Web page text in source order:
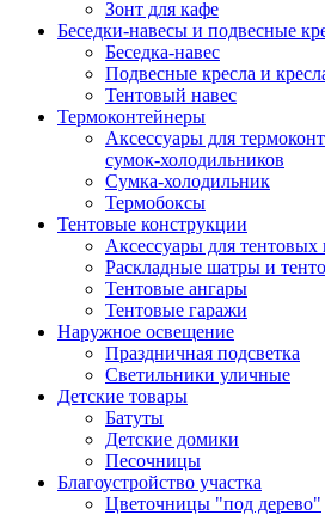
Зонт для кафе
Беседки-навесы и подвесные
Беседка-навес
Подвесные кресла и
Тентовый навес
Термоконтейнеры
Аксессуары для
сумок-холодильников
Сумка-холодильник
Термобоксы
Тентовые конструкции
Аксессуары для тентовых
Раскладные шатры и
Тентовые ангары
Тентовые гаражи
Наружное освещение
Праздничная подсветка
Светильники уличные
Детские товары
Батуты
Детские домики
Песочницы
Благоустройство участка
Цветочницы "под дерево"